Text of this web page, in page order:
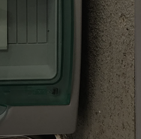
Electricité
par LED